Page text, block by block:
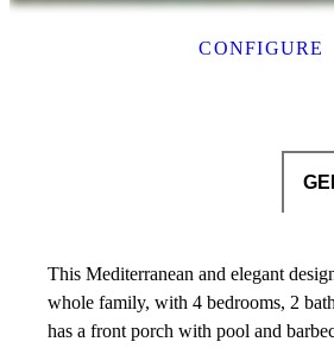
CONFIGURE
This Mediterranean and elegant
whole family, with 4 bedrooms, 2
has a front porch with pool and